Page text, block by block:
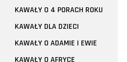
KAWAŁY O 4 PORACH ROKU
KAWAŁY DLA DZIECI
KAWAŁY O ADAMIE I EWIE
KAWAŁY O AFRYCE